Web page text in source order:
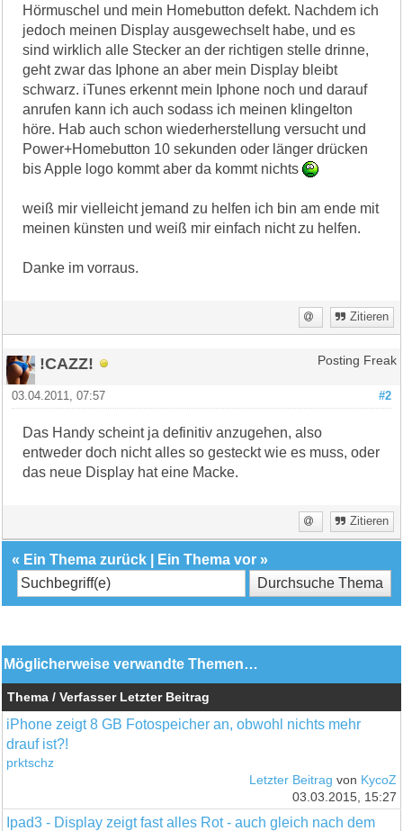
Hörmuschel und mein Homebutton defekt. Nachdem ich
jedoch meinen Display ausgewechselt habe, und es
sind wirklich alle Stecker an der richtigen stelle drinne,
geht zwar das Iphone an aber mein Display bleibt
schwarz. iTunes erkennt mein Iphone noch und darauf
anrufen kann ich auch sodass ich meinen klingelton
höre. Hab auch schon wiederherstellung versucht und
Power+Homebutton 10 sekunden oder länger drücken
bis Apple logo kommt aber da kommt nichts
weiß mir vielleicht jemand zu helfen ich bin am ende mit
meinen künsten und weiß mir einfach nicht zu helfen.
Danke im vorraus.
Zitieren
!CAZZ! Posting Freak
#2
03.04.2011, 07:57
Das Handy scheint ja definitiv anzugehen, also
entweder doch nicht alles so gesteckt wie es muss, oder
das neue Display hat eine Macke.
Zitieren
« Ein Thema zurück Ein Thema vor »
Möglicherweise verwandte Themen…
Thema / Verfasser Letzter Beitrag
iPhone zeigt 8 GB Fotospeicher an, obwohl nichts mehr
drauf ist?!
prktschz
Letzter Beitrag von KycoZ
03.03.2015, 15:27
Ipad3 - Display zeigt fast alles Rot - auch gleich nach dem